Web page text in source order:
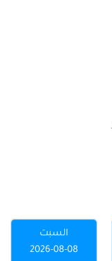
السبت
2026-08-08